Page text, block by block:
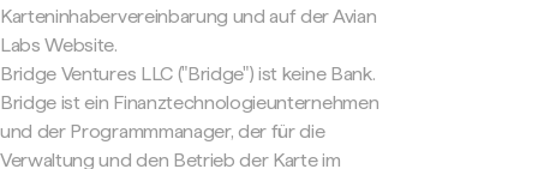
Karteninhabervereinbarung und auf der Avian
Labs Website.
Bridge Ventures LLC ("Bridge") ist keine Bank.
Bridge ist ein Finanztechnologieunternehmen
und der Programmmanager, der für die
Verwaltung und den Betrieb der Karte im